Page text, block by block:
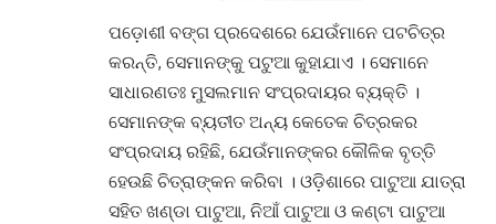
ପଡ଼ୋଶୀ ବଙ୍ଗ ପ୍ରଦେଶରେ ଯେଉଁମାନେ ପଟଚିତ୍ର
କରନ୍ତି, ସେମାନଙ୍କୁ ପଟୁଆ କୁହାଯାଏ । ସେମାନେ
ସାଧାରଣତଃ ମୁସଲମାନ ସଂପ୍ରଦାୟର ବ୍ୟକ୍ତି ।
ସେମାନଙ୍କ ବ୍ୟତୀତ ଅନ୍ୟ କେତେକ ଚିତ୍ରକର
ସଂପ୍ରଦାୟ ରହିଛି, ଯେଉଁମାନଙ୍କର କୌଳିକ ବୃତ୍ତି
ହେଉଛି ଚିତ୍ରାଙ୍କନ କରିବା । ଓଡ଼ିଶାରେ ପାଟୁଆ ଯାତ୍ରା
ସହିତ ଖଣ୍ଡା ପାଟୁଆ, ନିଆଁ ପାଟୁଆ ଓ କଣ୍ଟା ପାଟୁଆ